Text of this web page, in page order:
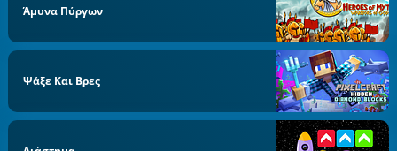
Άμυνα Πύργων
Ψάξε Και Βρες